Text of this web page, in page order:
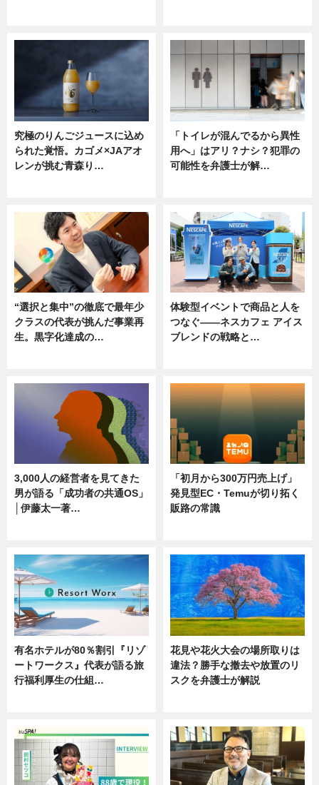
究極のりんごジュースに込め
られた覚悟。カゴメ×JAアオ
レンが挑む青森り…
「トイレが混んでるから異性
用へ」はアリ？ナシ？犯罪の
可能性を弁護士が解…
“選択と集中”の徹底で最年少
クラスの代表が挑んだ事業再
生。黒字化達成の…
体験型イベントで商品と人を
つなぐ――ネスカフェ アイス
ブレンドの戦略と…
3,000人の経営者を見てきた
男が語る「成功者の共通OS」
│伊藤太一著…
「初月から300万円売上げ」
発見型EC・Temuが切り拓く
販路の常識
有名ホテルが80％割引『リゾ
ートワークス』代表が語る旅
行福利厚生の仕組…
花見や花火大会の場所取りは
違法？勝手な撤去や放置のリ
スクを弁護士が解説